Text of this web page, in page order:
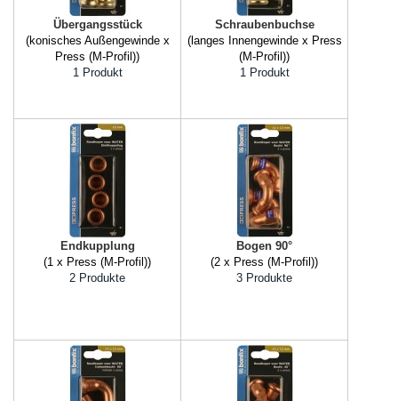
Übergangsstück
(konisches Außengewinde x
Press (M-Profil))
1 Produkt
Schraubenbuchse
(langes Innengewinde x Press
(M-Profil))
1 Produkt
Endkupplung
(1 x Press (M-Profil))
2 Produkte
Bogen 90°
(2 x Press (M-Profil))
3 Produkte